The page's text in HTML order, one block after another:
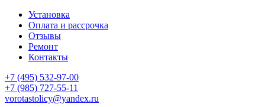
Установка
Оплата и рассрочка
Отзывы
Ремонт
Контакты
+7 (495) 532-97-00
+7 (985) 727-55-11
vorotastolicy@yandex.ru